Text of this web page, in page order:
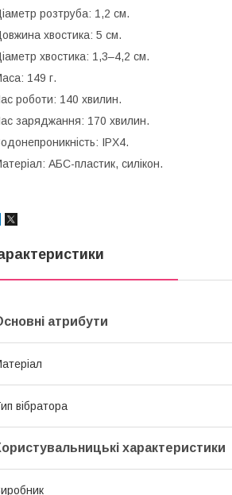
розтруба: 1,2 см.
хвостика: 5 см.
хвостика: 1,3–4,2 см.
149 г.
роботи: 140 хвилин.
заряджання: 170 хвилин.
IPX4.
АБС-пластик, силікон.
атрибути
вібратора
характеристики